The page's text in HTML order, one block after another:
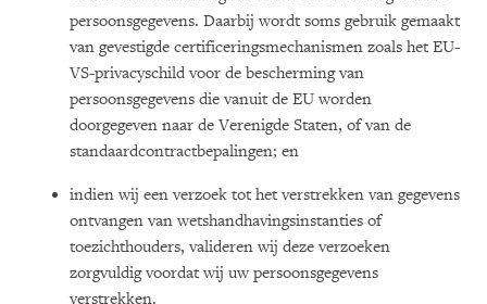
persoonsgegevens. Daarbij wordt soms gebruik gemaakt
van gevestigde certificeringsmechanismen zoals het EU-
VS-privacyschild voor de bescherming van
persoonsgegevens die vanuit de EU worden
doorgegeven naar de Verenigde Staten, of van de
standaardcontractbepalingen; en
indien wij een verzoek tot het verstrekken van gegevens
ontvangen van wetshandhavingsinstanties of
toezichthouders, valideren wij deze verzoeken
zorgvuldig voordat wij uw persoonsgegevens
verstrekken.